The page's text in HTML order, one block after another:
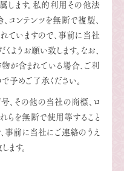
ます。私的利用その他法
コンテンツを無断で複製、
ていますので、事前に当社
ようお願い致します。なお、
が含まれている場合、ご利
予めご了承ください。
、その他の当社の商標、ロ
らを無断で使用等すること
事前に当社にご連絡のうえ
ます。